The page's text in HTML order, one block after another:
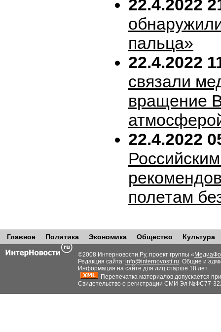
22.4.2022
пальца»
22.4.2022
связали
вращение
22.4.2022
полетам
Главное Политика Экономика Общество Культура
©2008 Интерновости.Ру, проект группы «
Редакция сайта: info@internovosti.ru. Общие и
Информация на сайте для лиц старше 18 лет.
Перепечатка материалов допускается
Свидетельство о регистрации СМИ Эл №ФС77-